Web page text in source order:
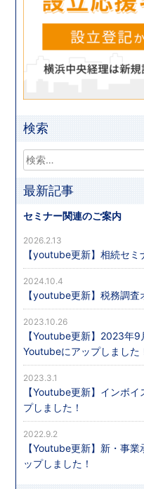
検索
最新記事
セミナー関連のご案内
【youtube更新】相続セミ
2026.2.13
【youtube更新】税務調
2024.10.4
【Youtube更新】2023年
Youtubeにアップしました
2023.10.26
【Youtube更新】インボ
プしました！
2023.3.1
【Youtube更新】新・事
ップしました！
2022.9.2